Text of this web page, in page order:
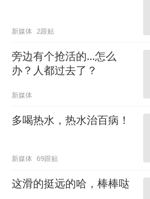
新媒体 2跟贴
旁边有个抢活的…怎么
办？人都过去了？
新媒体
多喝热水，热水治百病！
新媒体 69跟贴
这滑的挺远的哈，棒棒哒